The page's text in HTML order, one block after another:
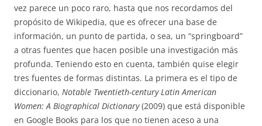
vez parece un poco raro, hasta que nos recordamos del
propósito de Wikipedia, que es ofrecer una base de
información, un punto de partida, o sea, un “springboard”
a otras fuentes que hacen posible una investigación más
profunda. Teniendo esto en cuenta, también quise elegir
tres fuentes de formas distintas. La primera es el tipo de
diccionario, Notable Twentieth-century Latin American
Women: A Biographical Dictionary(2009) que está disponible
en Google Books para los que no tienen aceso a una